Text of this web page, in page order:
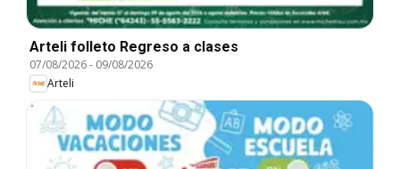
Arteli folleto Regreso a clases
07/08/2026- 09/08/2026
Arteli